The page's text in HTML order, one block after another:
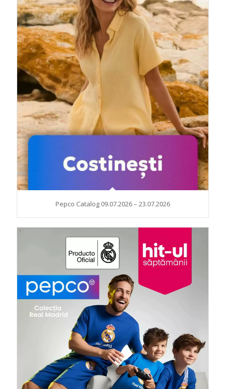
Pepco Catalog 09.07.2026 – 23.07.2026